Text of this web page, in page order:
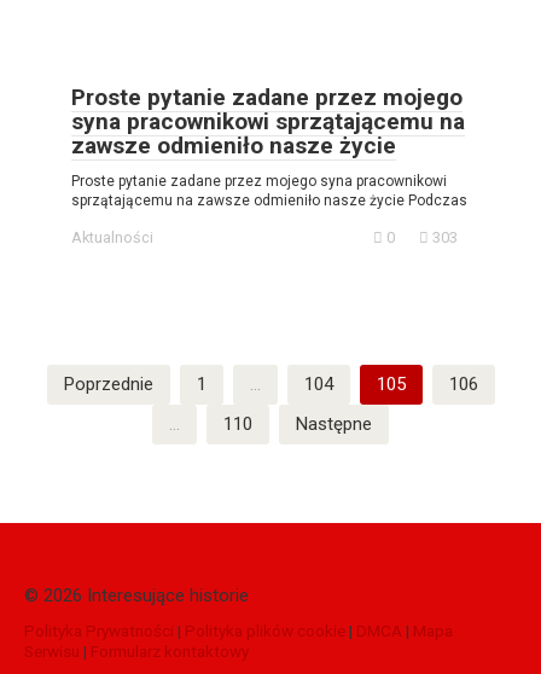
Proste pytanie zadane przez mojego
syna pracownikowi sprzątającemu na
zawsze odmieniło nasze życie
Proste pytanie zadane przez mojego syna pracownikowi
sprzątającemu na zawsze odmieniło nasze życie Podczas
Aktualności 0 303
Stronicowanie
wpisów
Poprzednie 1 … 104 105
106
…
110 Następne
© 2026 Interesujące historie
Polityka Prywatności | Polityka plików cookie| DMCA | Mapa
Serwisu | Formularz kontaktowy